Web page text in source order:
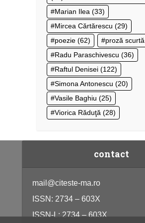
Marian Ilea (33)
Mircea Cărtărescu (29)
poezie (62) proză scurtă
Radu Paraschivescu (36)
Raftul Denisei (122)
Simona Antonescu (20)
Vasile Baghiu (25)
Viorica Răduţă (28)
contact
mail@citeste-ma.ro
ISSN: 2734 – 603X
ISSN-L: 2734 – 603X